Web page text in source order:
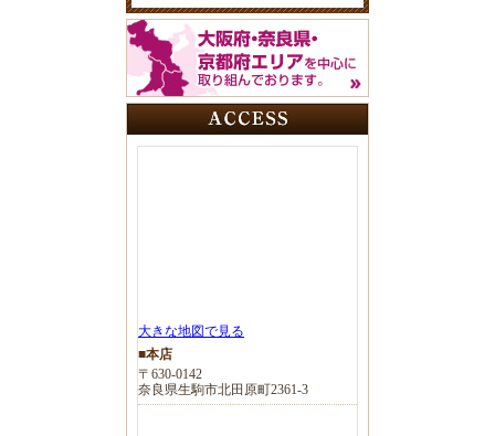
大きな地図で見る
■本店
〒630-0142
奈良県生駒市北田原町2361-3